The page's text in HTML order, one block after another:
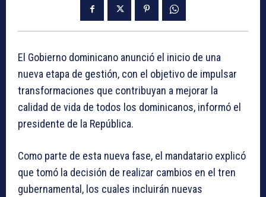
El Gobierno dominicano anunció el inicio de una
nueva etapa de gestión, con el objetivo de impulsar
transformaciones que contribuyan a mejorar la
calidad de vida de todos los dominicanos, informó el
presidente de la República.
Como parte de esta nueva fase, el mandatario explicó
que tomó la decisión de realizar cambios en el tren
gubernamental, los cuales incluirán nuevas